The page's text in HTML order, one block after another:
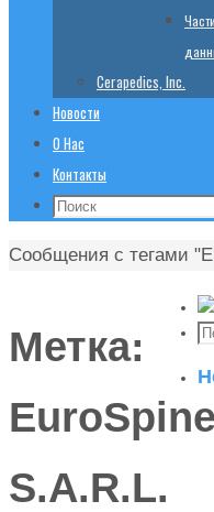
Cerapedics, Inc.
Новости
О Нас
Контакты
Поиск:
Главная
Сообщения с тегами
Метка:
EuroSpine
S.A.R.L.